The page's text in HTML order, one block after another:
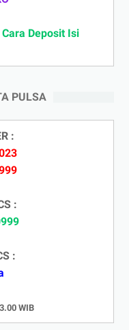
Cara Deposit Isi
PULSA
:
:
:
WIB